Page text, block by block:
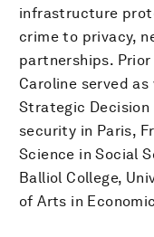
infrastructure
crime to privacy,
partnerships.
Caroline served
Strategic Decision
security in Paris,
Science in Social
Balliol College,
of Arts in